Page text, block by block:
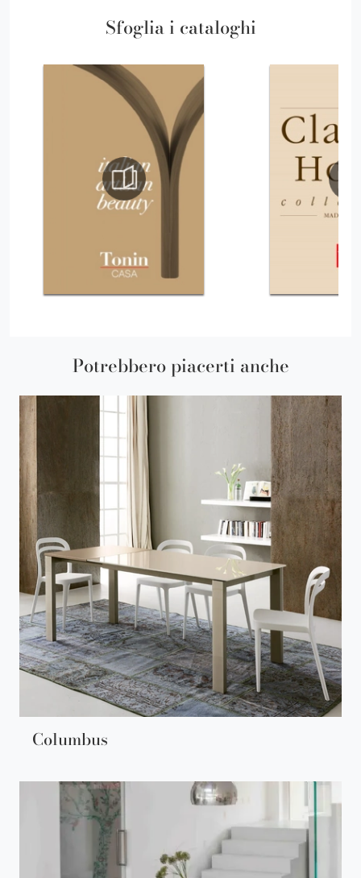
Sfoglia i cataloghi
Potrebbero piacerti anche
Columbus